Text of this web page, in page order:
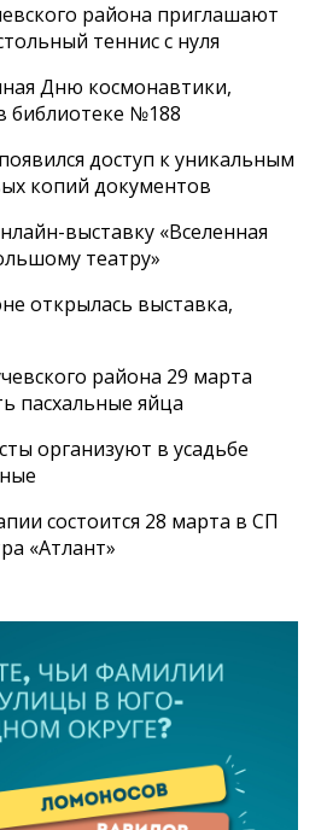
района приглашают
теннис с нуля
Дню космонавтики,
библиотеке №188
доступ к уникальным
копий документов
выставку «Вселенная
театру»
открылась выставка,
района 29 марта
пасхальные яйца
организуют в усадьбе
состоится 28 марта в СП
«Атлант»